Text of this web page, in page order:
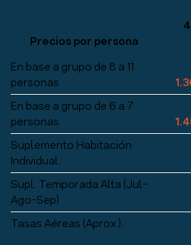
Precios por persona
En base a grupo de 8 a 11
personas
En base a grupo de 6 a 7
personas
Suplemento Habitación
Individual.
Supl. Temporada Alta (Jul-
Ago-Sep)
Tasas Aéreas (Aprox.).